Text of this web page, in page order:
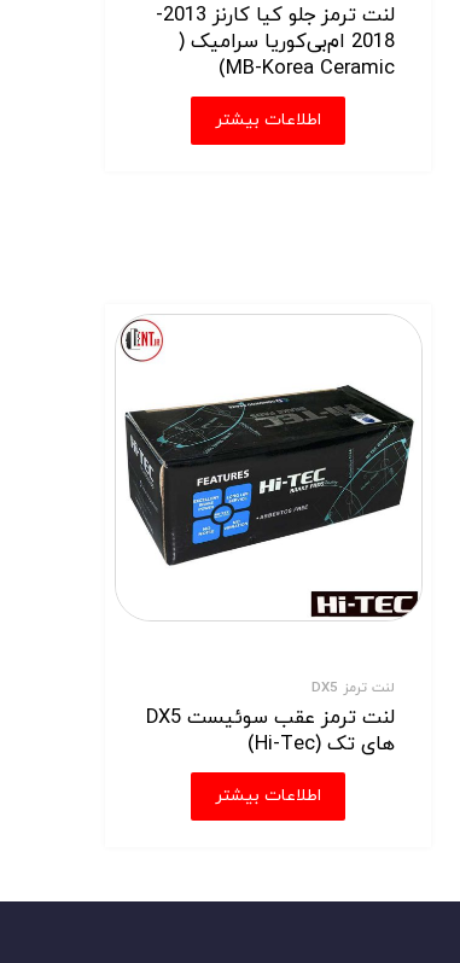
لنت ترمز DX5
لنت ترمز عقب سوئیست DX5
های تک (Hi-Tec)
اطلاعات بیشتر
لنت ترمز جلو کیا کارنز 2013-
2018 ام‌بی‌کوریا سرامیک (
MB-Korea Ceramic)
اطلاعات بیشتر